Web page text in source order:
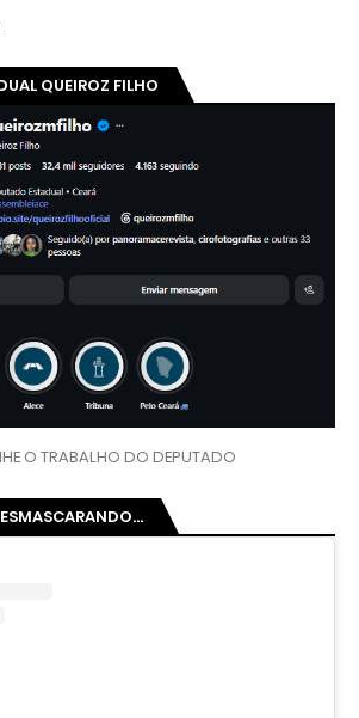
QUEIROZ FILHO
O TRABALHO DO DEPUTADO